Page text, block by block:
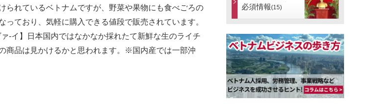
られているベトナムですが、野菜や果物にも食べごろの
ており、気軽に購入できる値段で販売されています。
‐イ】日本国内ではなかなか採れたて新鮮な生のライチ
商品は見かけるかと思われます。※国内産では一部沖
必須情報(15)